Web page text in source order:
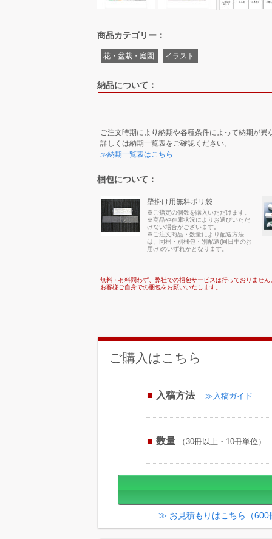
商品カテゴリー：
花・盆栽・庭園 イラスト
納品について：
ご注文時期により納期や各種条件によって納期が異
詳しくは納期一覧表をご確認ください。
≫納期一覧表はこちら
梱包について：
壁掛け用無料ポリ袋
※ご指定の個数を購入いただけます。
※商品や在庫状況によりお選びいただ
けない場合がございます。
※ご注文商品・数量により配送方法
は、同梱・別梱包・別配送(同日中のお
届け)のいずれかとなります。
無料・有料問わず、弊社での梱包サービスは行っておりません
お客様ご自身での梱包をお願いいたします。
ご購入はこちら
入稿方法 ≫入稿ガイド
数量 （30冊以上・10冊単位）
≫ お見積もりはこちら（600